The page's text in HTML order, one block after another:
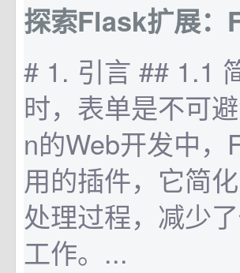
探索Flask扩展：
# 1. 引言 ## 1.1
时，表单是不可
n的Web开发中
用的插件，它简
处理过程，减少
工作。...